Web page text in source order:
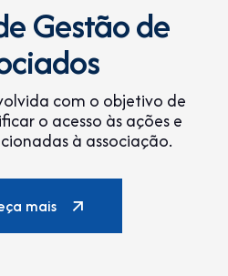
Gestão de
com o objetivo de
o acesso às ações e
à associação.
mais